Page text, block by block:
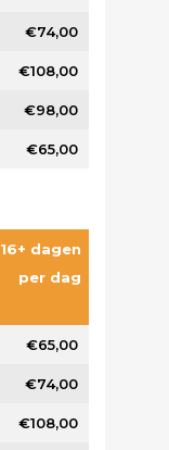
€74,00
€108,00
€98,00
€65,00
16+ dagen
per dag
€65,00
€74,00
€108,00